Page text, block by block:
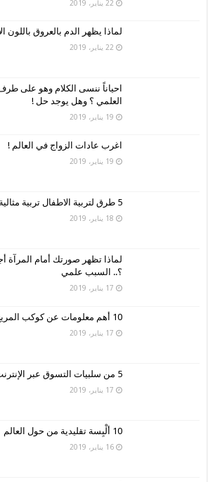
22 يناير، 2019
لماذا يظهر الدم بالعروق باللون
22 يناير، 2019
احياناً ننسى الكلام وهو على
العلمي ؟ وهل يوجد حل !
19 يناير، 2019
اغرب عادات الزواج في العالم !
19 يناير، 2019
5 طرق لتربية الاطفال تربية مثالية !
18 يناير، 2019
لماذا تظهر صورتك أمام المرآة
؟.. السبب علمي
17 يناير، 2019
10 أهم معلومات عن كوكب المريخ
17 يناير، 2019
5 من سلبيات التسوق عبر الإنترنت ؟
17 يناير، 2019
10 ألْبِسة تقليدية من حول العالم
16 يناير، 2019